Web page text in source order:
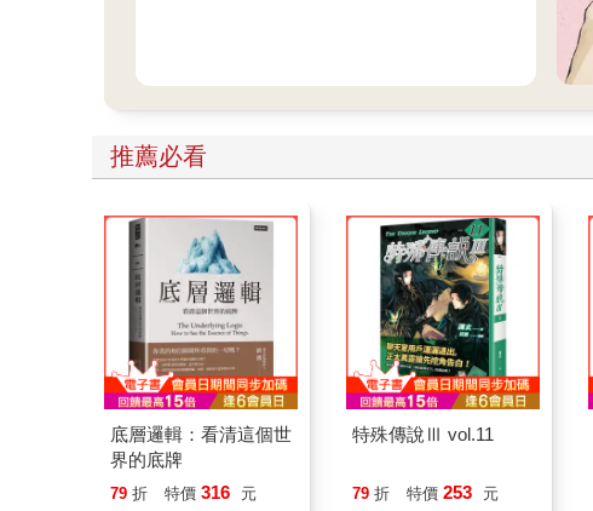
推薦必看
底層邏輯：看清這個世
界的底牌
79 折 特價 316 元
特殊傳說Ⅲ vol.11
79 折 特價 253 元